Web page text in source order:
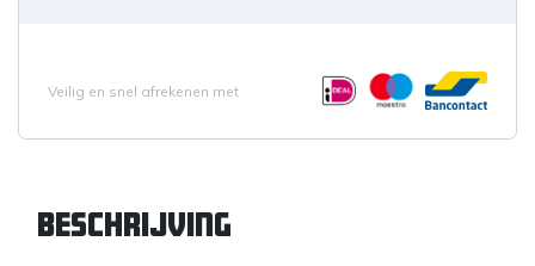
Veilig en snel afrekenen met
Beschrijving